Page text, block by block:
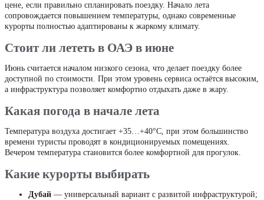
цене, если правильно спланировать поездку. Начало лета
сопровождается повышением температуры, однако современные
курорты полностью адаптированы к жаркому климату.
Стоит ли лететь в ОАЭ в июне
Июнь считается началом низкого сезона, что делает поездку более
доступной по стоимости. При этом уровень сервиса остаётся высоким,
а инфраструктура позволяет комфортно отдыхать даже в жару.
Какая погода в начале лета
Температура воздуха достигает +35…+40°C, при этом большинство
времени туристы проводят в кондиционируемых помещениях.
Вечером температура становится более комфортной для прогулок.
Какие курорты выбирать
Дубай — универсальный вариант с развитой инфраструктурой;